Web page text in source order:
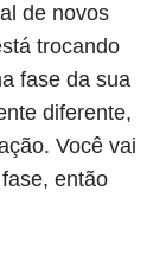
de novos
trocando
fase da sua
diferente,
Você vai
então